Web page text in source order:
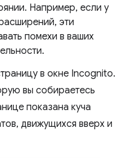
Например, если у
эти
помехи в ваших
в окне Incognito.
вы собираетесь
показана куча
движущихся вверх и